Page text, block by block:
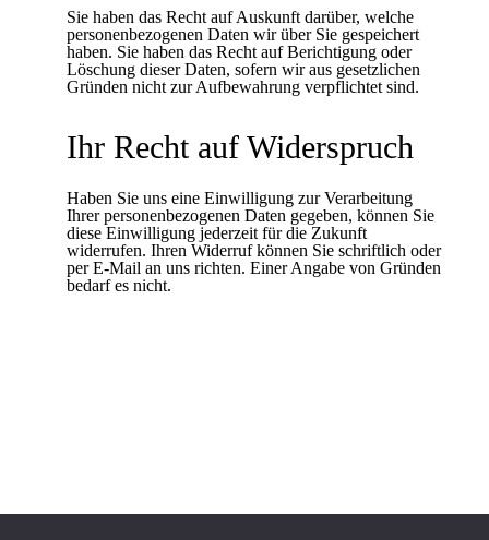
Sie haben das Recht auf Auskunft darüber, welche
personenbezogenen Daten wir über Sie gespeichert
haben. Sie haben das Recht auf Berichtigung oder
Löschung dieser Daten, sofern wir aus gesetzlichen
Gründen nicht zur Aufbewahrung verpflichtet sind.
Ihr Recht auf Widerspruch
Haben Sie uns eine Einwilligung zur Verarbeitung
Ihrer personenbezogenen Daten gegeben, können Sie
diese Einwilligung jederzeit für die Zukunft
widerrufen. Ihren Widerruf können Sie schriftlich oder
per E-Mail an uns richten. Einer Angabe von Gründen
bedarf es nicht.